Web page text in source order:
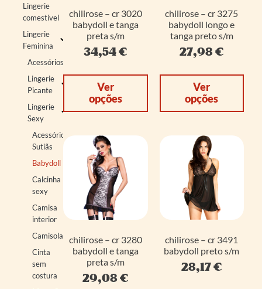
Lingerie
comestível
Lingerie
Feminina
Acessórios
Lingerie
Picante
Lingerie
Sexy
Acessórios
Sutiãs
Babydoll
Calcinha
sexy
Camisa
interior
Camisolas
Cinta
sem
costura
chilirose – cr 3020
babydoll e tanga
preta s/m
34,54€
Ver
opções
chilirose – cr 3275
babydoll longo e
tanga preto s/m
27,98€
Ver
opções
chilirose – cr 3280
babydoll e tanga
preta s/m
29,08€
chilirose – cr 3491
babydoll preto s/m
28,17€